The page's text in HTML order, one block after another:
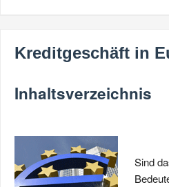
Kreditgeschäft in
Inhaltsverzeichnis
Sind